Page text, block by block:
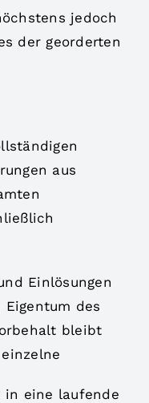
jedoch
der georderten
aus
Einlösungen
des
bleibt
in eine laufende